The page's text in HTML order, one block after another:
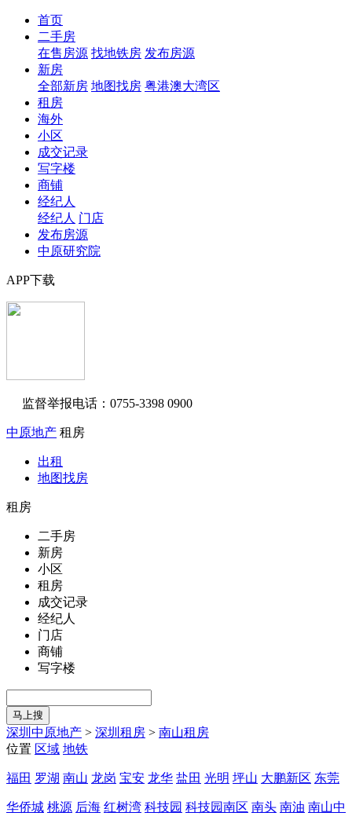
首页
二手房
在售房源 找地铁房 发布房源
新房
全部新房 地图找房 粤港澳大湾区
租房
海外
小区
成交记录
写字楼
商铺
经纪人
经纪人 门店
发布房源
中原研究院
APP下载
监督举报电话：0755-3398 0900
中原地产 租房
出租
地图找房
租房
二手房
新房
小区
租房
成交记录
经纪人
门店
商铺
写字楼
马上搜
深圳中原地产 > 深圳租房 > 南山租房
位置 区域 地铁
福田 罗湖 南山 龙岗 宝安 龙华 盐田 光明 坪山 大鹏新区 东莞
华侨城 桃源 后海 红树湾 科技园 科技园南区 南头 南油 南山中